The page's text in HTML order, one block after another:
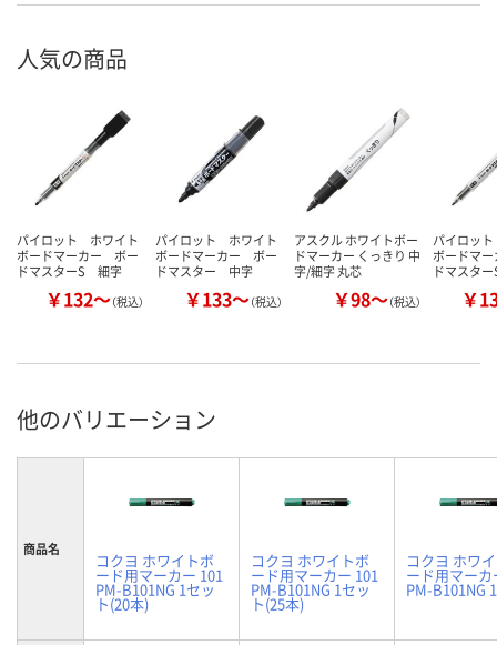
人気の商品
パイロット ホワイト
ボードマーカー ボー
ドマスターS 細字
￥132～（税込）
パイロット ホワイト
ボードマーカー ボー
ドマスター 中字
￥133～（税込）
アスクル ホワイトボー
ドマーカー くっきり 中
字/細字 丸芯
￥98～（税込）
パイロッ
ボードマ
ドマスタ
￥
他のバリエーション
商品名
コクヨ ホワイトボ
ード用マーカー 101
PM-B101NG 1セッ
ト(20本)
コクヨ ホワイトボ
ード用マーカー 101
PM-B101NG 1セッ
ト(25本)
コクヨ ホワ
ード用マーカ
PM-B101NG